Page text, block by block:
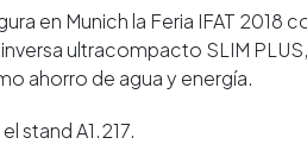
en Munich la Feria IFAT
ultracompacto SLIM
ahorro de agua y energía.
stand A1.217.